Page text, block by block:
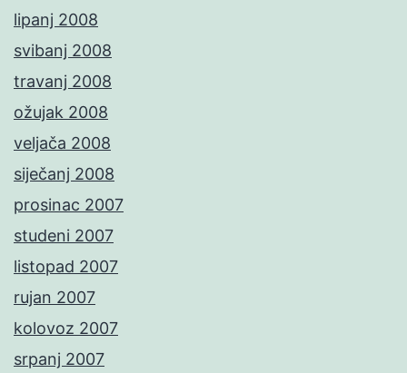
lipanj 2008
svibanj 2008
travanj 2008
ožujak 2008
veljača 2008
siječanj 2008
prosinac 2007
studeni 2007
listopad 2007
rujan 2007
kolovoz 2007
srpanj 2007